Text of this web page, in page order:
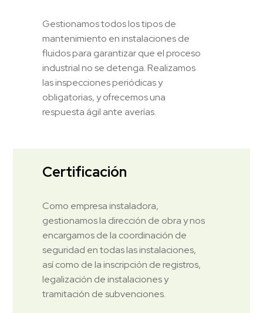
Gestionamos todos los tipos de
mantenimiento en instalaciones de
fluidos para garantizar que el proceso
industrial no se detenga. Realizamos
las inspecciones periódicas y
obligatorias, y ofrecemos una
respuesta ágil ante averías.
Certificación
Como empresa instaladora,
gestionamos la dirección de obra y nos
encargamos de la coordinación de
seguridad en todas las instalaciones,
así como de la inscripción de registros,
legalización de instalaciones y
tramitación de subvenciones.